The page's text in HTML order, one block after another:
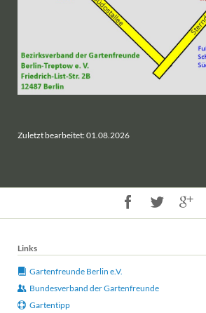
Zuletzt bearbeitet: 01.08.2026
Links
Gartenfreunde Berlin e.V.
Bundesverband der Gartenfreunde
Gartentipp